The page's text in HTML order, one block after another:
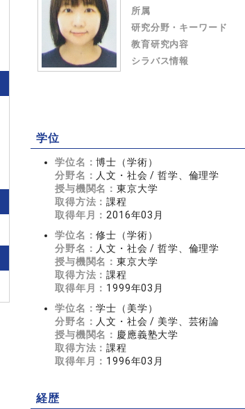
所属
研究分野・キーワード
教育研究内容
シラバス情報
学位
学位名：博士（学術）
分野名： 人文・社会 / 哲学、倫理学
授与機関名：東京大学
取得方法：課程
取得年月： 2016年03月
学位名：修士（学術）
分野名： 人文・社会 / 哲学、倫理学
授与機関名：東京大学
取得方法：課程
取得年月： 1999年03月
学位名：学士（美学）
分野名： 人文・社会 / 美学、芸術論
授与機関名： 慶應義塾大学
取得方法：課程
取得年月： 1996年03月
経歴